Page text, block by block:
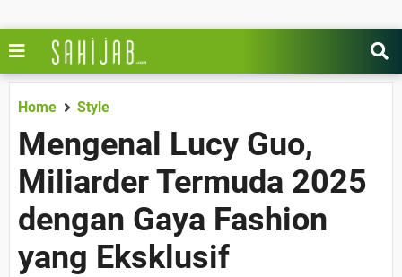
Home Style
Mengenal Lucy Guo,
Miliarder Termuda 2025
dengan Gaya Fashion
yang Eksklusif